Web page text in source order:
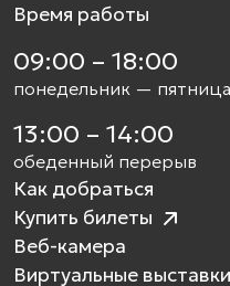
Время работы
09:00 – 18:00
понедельник — пятница
13:00 – 14:00
обеденный перерыв
Как добраться
Купить билеты
Веб-камера
Виртуальные выставки